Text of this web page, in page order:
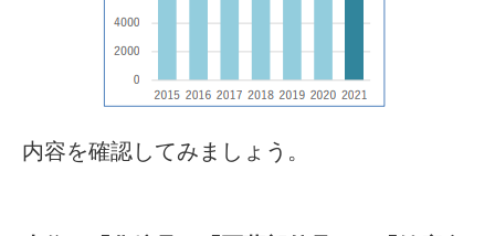
内容を確認してみましょう。